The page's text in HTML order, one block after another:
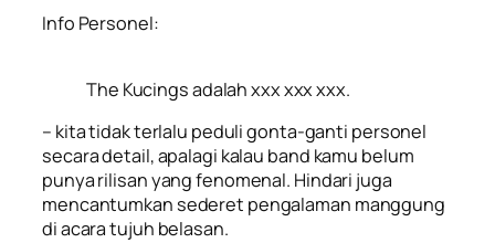
Info Personel:
The Kucings adalah xxx xxx xxx.
– kita tidak terlalu peduli gonta-ganti personel
secara detail, apalagi kalau band kamu belum
punya rilisan yang fenomenal. Hindari juga
mencantumkan sederet pengalaman manggung
di acara tujuh belasan.